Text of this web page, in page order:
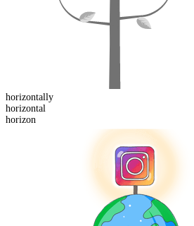
horizontally
horizontal
horizon